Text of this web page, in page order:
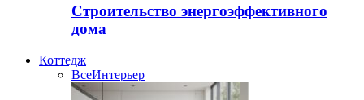
Строительство энергоэффективного
дома
Коттедж
ВсеИнтерьер